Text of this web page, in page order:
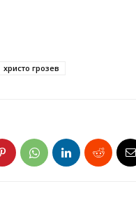
христо грозев